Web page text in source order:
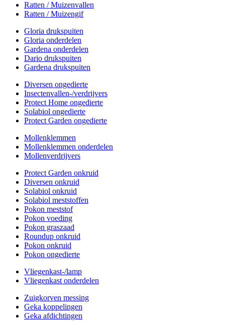
Ratten / Muizenvallen
Ratten / Muizengif
Gloria drukspuiten
Gloria onderdelen
Gardena onderdelen
Dario drukspuiten
Gardena drukspuiten
Diversen ongedierte
Insectenvallen-/verdrijvers
Protect Home ongedierte
Solabiol ongedierte
Protect Garden ongedierte
Mollenklemmen
Mollenklemmen onderdelen
Mollenverdrijvers
Protect Garden onkruid
Diversen onkruid
Solabiol onkruid
Solabiol meststoffen
Pokon meststof
Pokon voeding
Pokon graszaad
Roundup onkruid
Pokon onkruid
Pokon ongedierte
Vliegenkast-/lamp
Vliegenkast onderdelen
Zuigkorven messing
Geka koppelingen
Geka afdichtingen